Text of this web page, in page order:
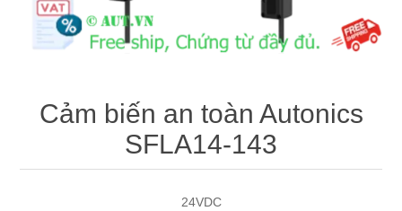
Máy tính công nghiệp
Động cơ servo 2 phase
Quạt thông gió
Phụ Kiện Schneider
Phụ Kiện Siemens
Cảm biến an toàn Autonics
SFLA14-143
24VDC